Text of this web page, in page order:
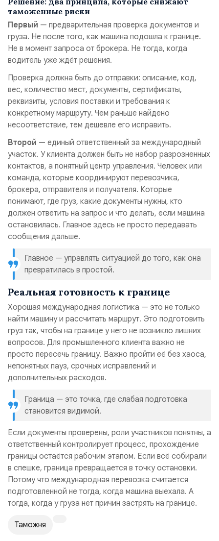
таможенные риски
Первый — предварительная проверка документов и
груза. Не после того, как машина подошла к границе.
Не в момент запроса от брокера. Не тогда, когда
водитель уже ждёт решения.
Проверка должна быть до отправки: описание, код,
вес, количество мест, документы, сертификаты,
реквизиты, условия поставки и требования к
конкретному маршруту. Чем раньше найдено
несоответствие, тем дешевле его исправить.
Второй — единый ответственный за международный
участок. У клиента должен быть не набор разрозненных
контактов, а понятный центр управления. Человек или
команда, которые координируют перевозчика,
брокера, отправителя и получателя. Которые
понимают, где груз, какие документы нужны, кто
должен ответить на запрос и что делать, если машина
остановилась. Главное здесь не просто передавать
сообщения дальше.
Главное — управлять ситуацией до того, как она
превратилась в простой.
Реальная готовность к границе
Хорошая международная логистика — это не только
найти машину и рассчитать маршрут. Это подготовить
груз так, чтобы на границе у него не возникло лишних
вопросов. Для промышленного клиента важно не
просто пересечь границу. Важно пройти её без хаоса,
непонятных пауз, срочных исправлений и
дополнительных расходов.
Граница — это точка, где слабая подготовка
становится видимой.
Если документы проверены, роли участников понятны, а
ответственный контролирует процесс, прохождение
границы остаётся рабочим этапом. Если всё собирали
в спешке, граница превращается в точку остановки.
Потому что международная перевозка считается
подготовленной не тогда, когда машина выехала. А
тогда, когда у груза нет причин застрять на границе.
Таможня